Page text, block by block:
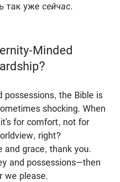
так уже сейчас.
Minded
possessions, the Bible is
shocking. When
for comfort, not for
right?
and grace, thank you.
and possessions—then
we please.